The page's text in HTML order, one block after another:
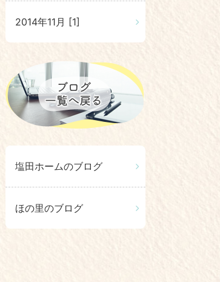
2014年11月 [1]
塩田ホームのブログ
ほの里のブログ